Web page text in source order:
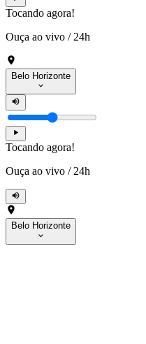
Tocando agora!
Ouça ao vivo / 24h
Belo Horizonte
Tocando agora!
Ouça ao vivo / 24h
Belo Horizonte